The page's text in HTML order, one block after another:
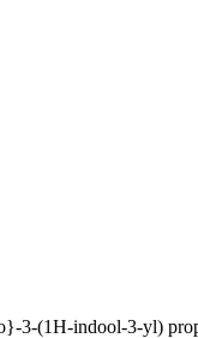
3-(1H-indool-3-yl)